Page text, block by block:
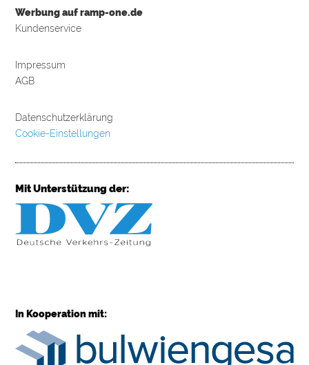
Werbung auf ramp-one.de
Kundenservice
Impressum
AGB
Datenschutzerklärung
Cookie-Einstellungen
Mit Unterstützung der:
In Kooperation mit: